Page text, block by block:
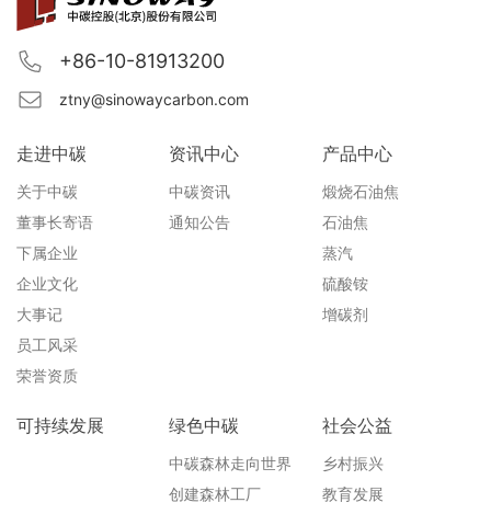
走进中碳
关于中碳
董事长寄语
下属企业
企业文化
大事记
员工风采
荣誉资质
资讯中心
中碳资讯
通知公告
产品中心
煅烧石油焦
石油焦
蒸汽
硫酸铵
增碳剂
可持续发展 绿色中碳
中碳森林走向世界
创建森林工厂
社会公益
乡村振兴
教育发展
+86-10-81913200
ztny@sinowaycarbon.com